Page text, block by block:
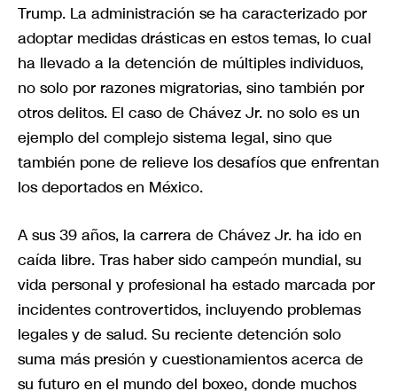
Trump. La administración se ha caracterizado por
adoptar medidas drásticas en estos temas, lo cual
ha llevado a la detención de múltiples individuos,
no solo por razones migratorias, sino también por
otros delitos. El caso de Chávez Jr. no solo es un
ejemplo del complejo sistema legal, sino que
también pone de relieve los desafíos que enfrentan
los deportados en México.
A sus 39 años, la carrera de Chávez Jr. ha ido en
caída libre. Tras haber sido campeón mundial, su
vida personal y profesional ha estado marcada por
incidentes controvertidos, incluyendo problemas
legales y de salud. Su reciente detención solo
suma más presión y cuestionamientos acerca de
su futuro en el mundo del boxeo, donde muchos